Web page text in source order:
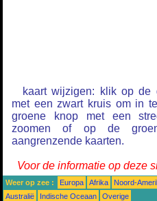
kaart wijzigen: klik op de
met een zwart kruis om in
groene knop met een
zoomen of op de
aangrenzende kaarten.
Voor de informatie op deze
Weer op zee : Europa Afrika Noord-
Australië
Indische Oceaan
Overige